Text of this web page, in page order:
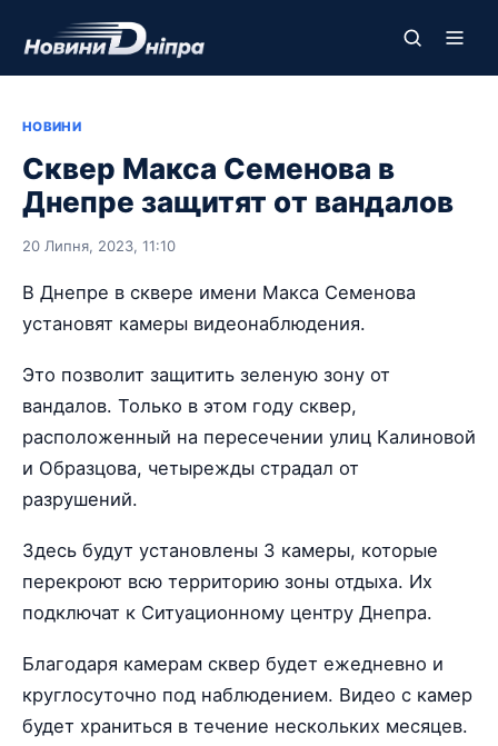
НОВИНИ
Сквер Макса Семенова в
Днепре защитят от вандалов
20 Липня, 2023, 11:10
В Днепре в сквере имени Макса Семенова
установят камеры видеонаблюдения.
Это позволит защитить зеленую зону от
вандалов. Только в этом году сквер,
расположенный на пересечении улиц Калиновой
и Образцова, четырежды страдал от
разрушений.
Здесь будут установлены 3 камеры, которые
перекроют всю территорию зоны отдыха. Их
подключат к Ситуационному центру Днепра.
Благодаря камерам сквер будет ежедневно и
круглосуточно под наблюдением. Видео с камер
будет храниться в течение нескольких месяцев.